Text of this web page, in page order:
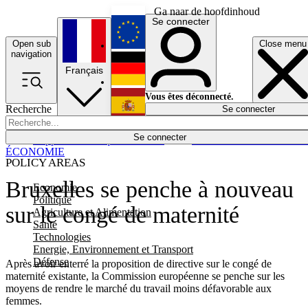
Ga naar de hoofdinhoud
Open sub
navigation
Close menu
Recherche
Se connecter
POLICY AREAS
Economie
Politique
Agriculture et Alimentation
Santé
Technologies
Energie, Environnement et Transport
Défense
Économie
Français
English
Deutsch
Español
Se connecter
Vous êtes déconnecté.
Se connecter
Bruxelles se penche à nouveau
sur le congé de maternité
Après avoir enterré la proposition de directive sur le congé de
maternité existante, la Commission européenne se penche sur les
moyens de rendre le marché du travail moins défavorable aux
femmes.
ÉCONOMIE